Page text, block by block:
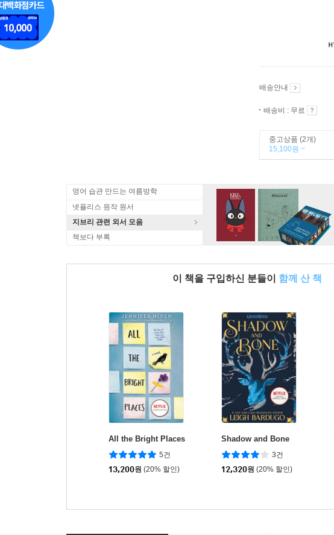
배송안내
배송비 : 무료
중고상품 (2개)
15,100원 ~
영어 습관 만드는 여름방학
넷플리스 원작 원서
지브리 관련 외서 모음
책보다 부록
이 책을 구입하신 분들이 함께 산 책
All the Bright Places
5건
13,200원 (20% 할인)
Shadow and Bone
3건
12,320원 (20% 할인)